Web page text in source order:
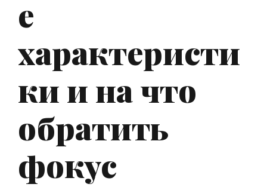
е
характеристи
ки и на что
обратить
фокус